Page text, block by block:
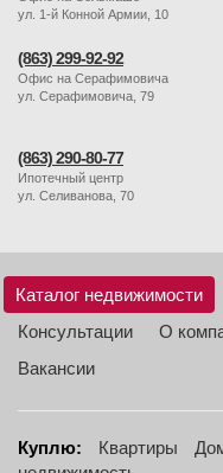
ул. 1-й Конной Армии, 10
(863) 299-92-92
Офис на Серафимовича
ул. Серафимовича, 79
(863) 290-80-77
Ипотечный центр
ул. Селиванова, 70
Каталог недвижимости
Консультации
О
Вакансии
Куплю: Квартиры